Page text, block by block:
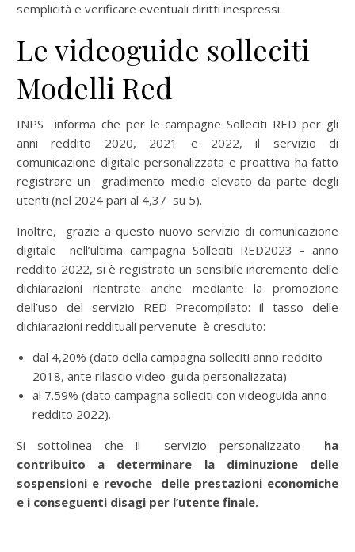
semplicità e verificare eventuali diritti inespressi.
Le videoguide solleciti
Modelli Red
INPS informa che per le campagne Solleciti RED per gli
anni reddito 2020, 2021 e 2022, il servizio di
comunicazione digitale personalizzata e proattiva ha fatto
registrare un gradimento medio elevato da parte degli
utenti (nel 2024 pari al 4,37 su 5).
Inoltre, grazie a questo nuovo servizio di comunicazione
digitale nell’ultima campagna Solleciti RED2023 – anno
reddito 2022, si è registrato un sensibile incremento delle
dichiarazioni rientrate anche mediante la promozione
dell’uso del servizio RED Precompilato: il tasso delle
dichiarazioni reddituali pervenute è cresciuto:
dal 4,20% (dato della campagna solleciti anno reddito
2018, ante rilascio video-guida personalizzata)
al 7.59% (dato campagna solleciti con videoguida anno
reddito 2022).
Si sottolinea che il servizio personalizzato ha
contribuito a determinare la diminuzione delle
sospensioni e revoche delle prestazioni economiche
e i conseguenti disagi per l’utente finale.